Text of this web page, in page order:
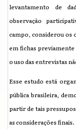
levantamento de
observação
campo, considerou os
em fichas previamente
o uso das entrevistas
Esse estudo está
pública brasileira,
partir de tais
as considerações finais.